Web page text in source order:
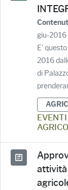
giu-2016
E'
2016
di
EVENTI
attività